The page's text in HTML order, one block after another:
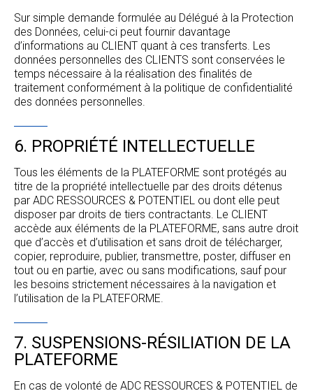
Sur simple demande formulée au Délégué à la Protection
des Données, celui-ci peut fournir davantage
d’informations au CLIENT quant à ces transferts. Les
données personnelles des CLIENTS sont conservées le
temps nécessaire à la réalisation des finalités de
traitement conformément à la politique de confidentialité
des données personnelles.
6. PROPRIÉTÉ INTELLECTUELLE
Tous les éléments de la PLATEFORME sont protégés au
titre de la propriété intellectuelle par des droits détenus
par ADC RESSOURCES & POTENTIEL ou dont elle peut
disposer par droits de tiers contractants. Le CLIENT
accède aux éléments de la PLATEFORME, sans autre droit
que d’accès et d’utilisation et sans droit de télécharger,
copier, reproduire, publier, transmettre, poster, diffuser en
tout ou en partie, avec ou sans modifications, sauf pour
les besoins strictement nécessaires à la navigation et
l’utilisation de la PLATEFORME.
7. SUSPENSIONS-RÉSILIATION DE LA
PLATEFORME
En cas de volonté de ADC RESSOURCES & POTENTIEL de